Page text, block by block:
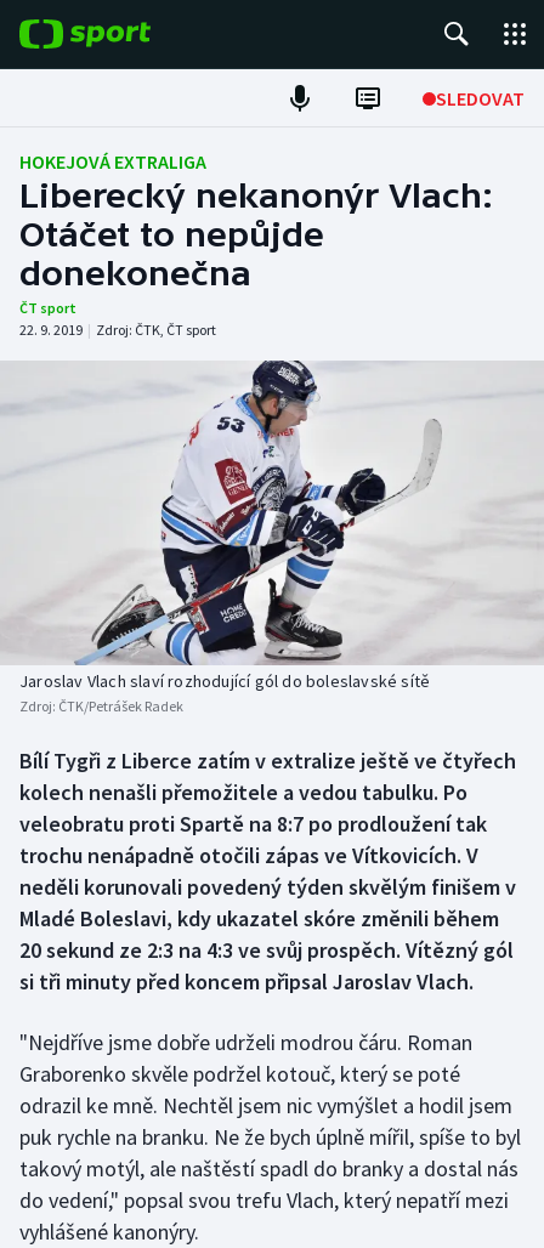
SLEDOVAT
Fotbal
Hokej
Tenis
Atletika
DALŠÍ SPORTY
Americký fotbal
Baseball a softbal
Basketbal
Biatlon
Box
Curling
Dostihy
Florbal
Futsal
Golf
Gymnastika
Házená
NEPŘEHLÉDNĚTE
Historické návraty
Aplikace ČT sport
HOKEJOVÁ EXTRALIGA
Liberecký nekanonýr Vlach:
Otáčet to nepůjde
donekonečna
ČT sport
22. 9. 2019 | Zdroj: ČTK, ČT sport
Jaroslav Vlach slaví rozhodující gól do boleslavské sítě
Zdroj: ČTK/Petrášek Radek
Bílí Tygři z Liberce zatím v extralize ještě ve čtyřech
kolech nenašli přemožitele a vedou tabulku. Po
veleobratu proti Spartě na 8:7 po prodloužení tak
trochu nenápadně otočili zápas ve Vítkovicích. V
neděli korunovali povedený týden skvělým finišem v
Mladé Boleslavi, kdy ukazatel skóre změnili během
20 sekund ze 2:3 na 4:3 ve svůj prospěch. Vítězný gól
si tři minuty před koncem připsal Jaroslav Vlach.
"Nejdříve jsme dobře udrželi modrou čáru. Roman
Graborenko skvěle podržel kotouč, který se poté
odrazil ke mně. Nechtěl jsem nic vymýšlet a hodil jsem
puk rychle na branku. Ne že bych úplně mířil, spíše to byl
takový motýl, ale naštěstí spadl do branky a dostal nás
do vedení," popsal svou trefu Vlach, který nepatří mezi
vyhlášené kanonýry.